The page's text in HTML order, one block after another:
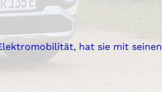
hat sie mit seinen